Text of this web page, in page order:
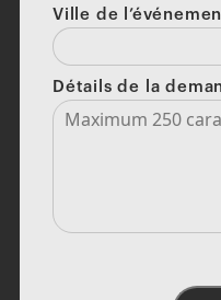
Ville de
Détails de la